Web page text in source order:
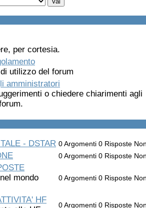
per cortesia.
utilizzo del forum
amministratori
o chiedere chiarimenti agli
- DSTAR 0Argomenti 0 Risposte
0Argomenti 0 Risposte
mondo
0Argomenti 0 Risposte
HF
0Argomenti 0 Risposte